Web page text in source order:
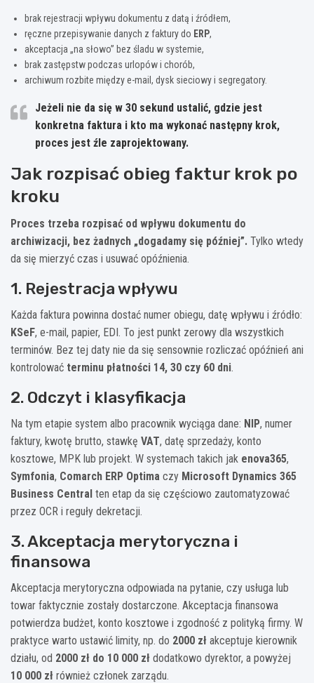
brak rejestracji wpływu dokumentu z datą i źródłem,
ręczne przepisywanie danych z faktury do ERP,
akceptacja „na słowo” bez śladu w systemie,
brak zastępstw podczas urlopów i chorób,
archiwum rozbite między e-mail, dysk sieciowy i segregatory.
Jeżeli nie da się w 30 sekund ustalić, gdzie jest
konkretna faktura i kto ma wykonać następny krok,
proces jest źle zaprojektowany.
Jak rozpisać obieg faktur krok po
kroku
Proces trzeba rozpisać od wpływu dokumentu do
archiwizacji, bez żadnych „dogadamy się później”. Tylko wtedy
da się mierzyć czas i usuwać opóźnienia.
1. Rejestracja wpływu
Każda faktura powinna dostać numer obiegu, datę wpływu i źródło:
KSeF, e-mail, papier, EDI. To jest punkt zerowy dla wszystkich
terminów. Bez tej daty nie da się sensownie rozliczać opóźnień ani
kontrolować terminu płatności 14, 30 czy 60 dni.
2. Odczyt i klasyfikacja
Na tym etapie system albo pracownik wyciąga dane: NIP, numer
faktury, kwotę brutto, stawkę VAT, datę sprzedaży, konto
kosztowe, MPK lub projekt. W systemach takich jak enova365,
Symfonia, Comarch ERP Optima czy Microsoft Dynamics 365
Business Central ten etap da się częściowo zautomatyzować
przez OCR i reguły dekretacji.
3. Akceptacja merytoryczna i
finansowa
Akceptacja merytoryczna odpowiada na pytanie, czy usługa lub
towar faktycznie zostały dostarczone. Akceptacja finansowa
potwierdza budżet, konto kosztowe i zgodność z polityką firmy. W
praktyce warto ustawić limity, np. do 2000 zł akceptuje kierownik
działu, od 2000 zł do 10 000 zł dodatkowo dyrektor, a powyżej
10 000 zł również członek zarządu.